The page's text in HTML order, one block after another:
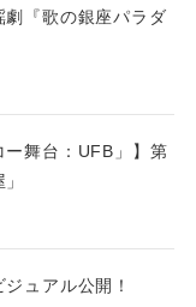
『歌の銀座パラダ
ー舞台：UFB」】第
ュアル公開！